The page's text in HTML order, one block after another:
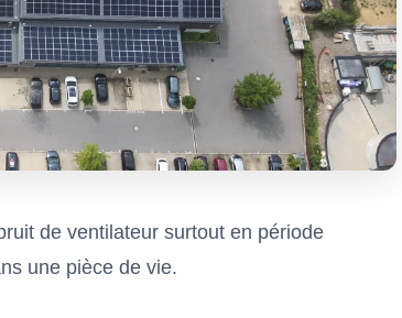
de ventilateur surtout en période
une pièce de vie.